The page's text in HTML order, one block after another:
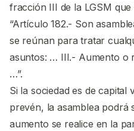
fracción III de la LGSM que
“Artículo 182.- Son
se reúnan para tratar
asuntos: … III.- Aumento o
…”.
Si la sociedad es de capital
prevén, la asamblea podrá
aumento se realice en la